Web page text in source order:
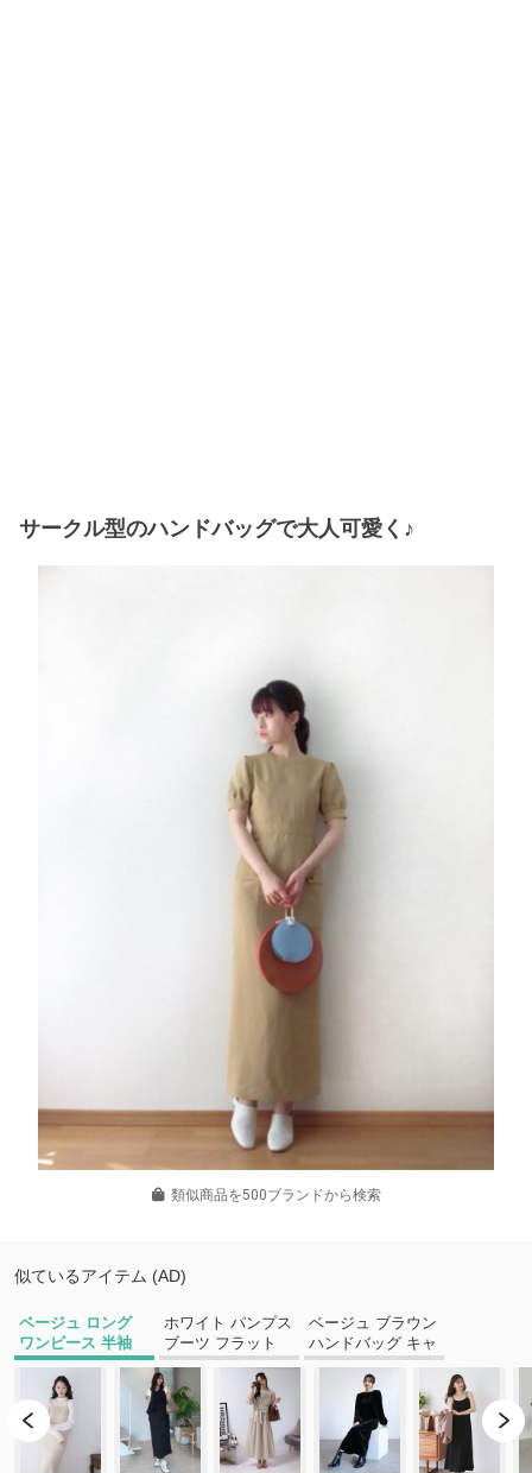
サークル型のハンドバッグで大人可愛く♪
類似商品を500ブランドから検索